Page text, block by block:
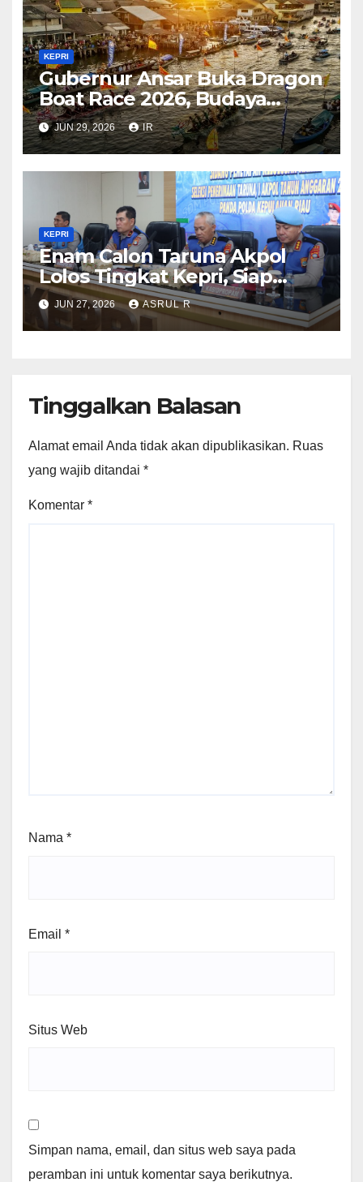
KEPRI
Gubernur Ansar Buka Dragon
Boat Race 2026, Budaya
Bahari Dongkrak Pariwisata
Kepri
JUN 29, 2026 IR
KEPRI
Enam Calon Taruna Akpol
Lolos Tingkat Kepri, Siap
Mengikuti Seleksi Akpol
Tingkat Pusat 2 Juli 2026
JUN 27, 2026 ASRUL R
Tinggalkan Balasan
Alamat email Anda tidak akan dipublikasikan. Ruas
yang wajib ditandai *
Komentar *
Nama *
Email *
Situs Web
Simpan nama, email, dan situs web saya pada
peramban ini untuk komentar saya berikutnya.